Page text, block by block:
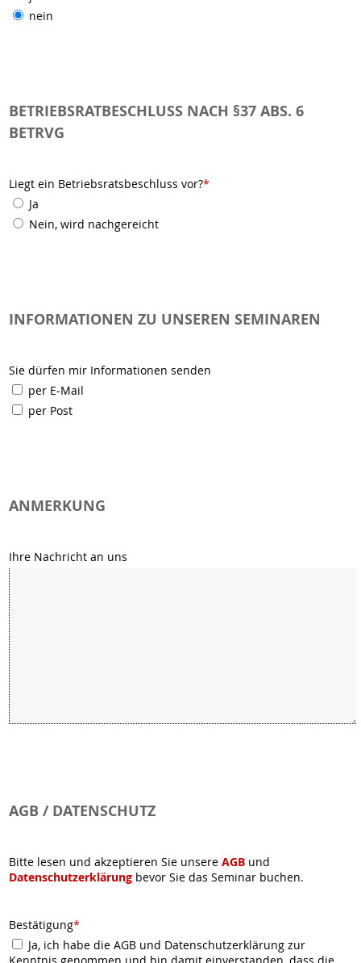
nein
BETRIEBSRATBESCHLUSS NACH §37 ABS. 6
BETRVG
Liegt ein Betriebsratsbeschluss vor?*
Ja
Nein, wird nachgereicht
INFORMATIONEN ZU UNSEREN SEMINAREN
Sie dürfen mir Informationen senden
per E-Mail
per Post
ANMERKUNG
Ihre Nachricht an uns
AGB / DATENSCHUTZ
Bitte lesen und akzeptieren Sie unsereAGB und
Datenschutzerklärung bevor Sie das Seminar buchen.
Bestätigung*